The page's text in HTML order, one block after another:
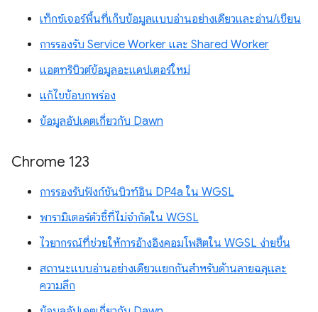
เท็กซ์เจอร์พื้นที่เก็บข้อมูลแบบอ่านอย่างเดียวและอ่าน/เขียน
การรองรับ Service Worker และ Shared Worker
แอตทริบิวต์ข้อมูลอะแดปเตอร์ใหม่
แก้ไขข้อบกพร่อง
ข้อมูลอัปเดตเกี่ยวกับ Dawn
Chrome 123
การรองรับฟังก์ชันบิวท์อิน DP4a ใน WGSL
พารามิเตอร์ตัวชี้ที่ไม่จำกัดใน WGSL
ไวยากรณ์ที่ช่วยให้การอ้างอิงคอมโพสิตใน WGSL ง่ายขึ้น
สถานะแบบอ่านอย่างเดียวแยกกันสำหรับด้านลายฉลุและ
ความลึก